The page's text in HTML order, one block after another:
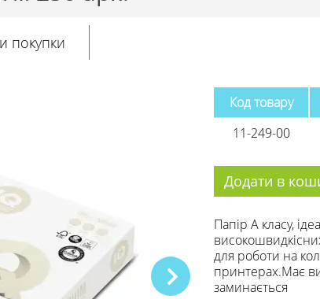
покупки
Код товару
11-249-00
Додати в
Папір А класу,
для роботи на
принтерах.Має
заминається